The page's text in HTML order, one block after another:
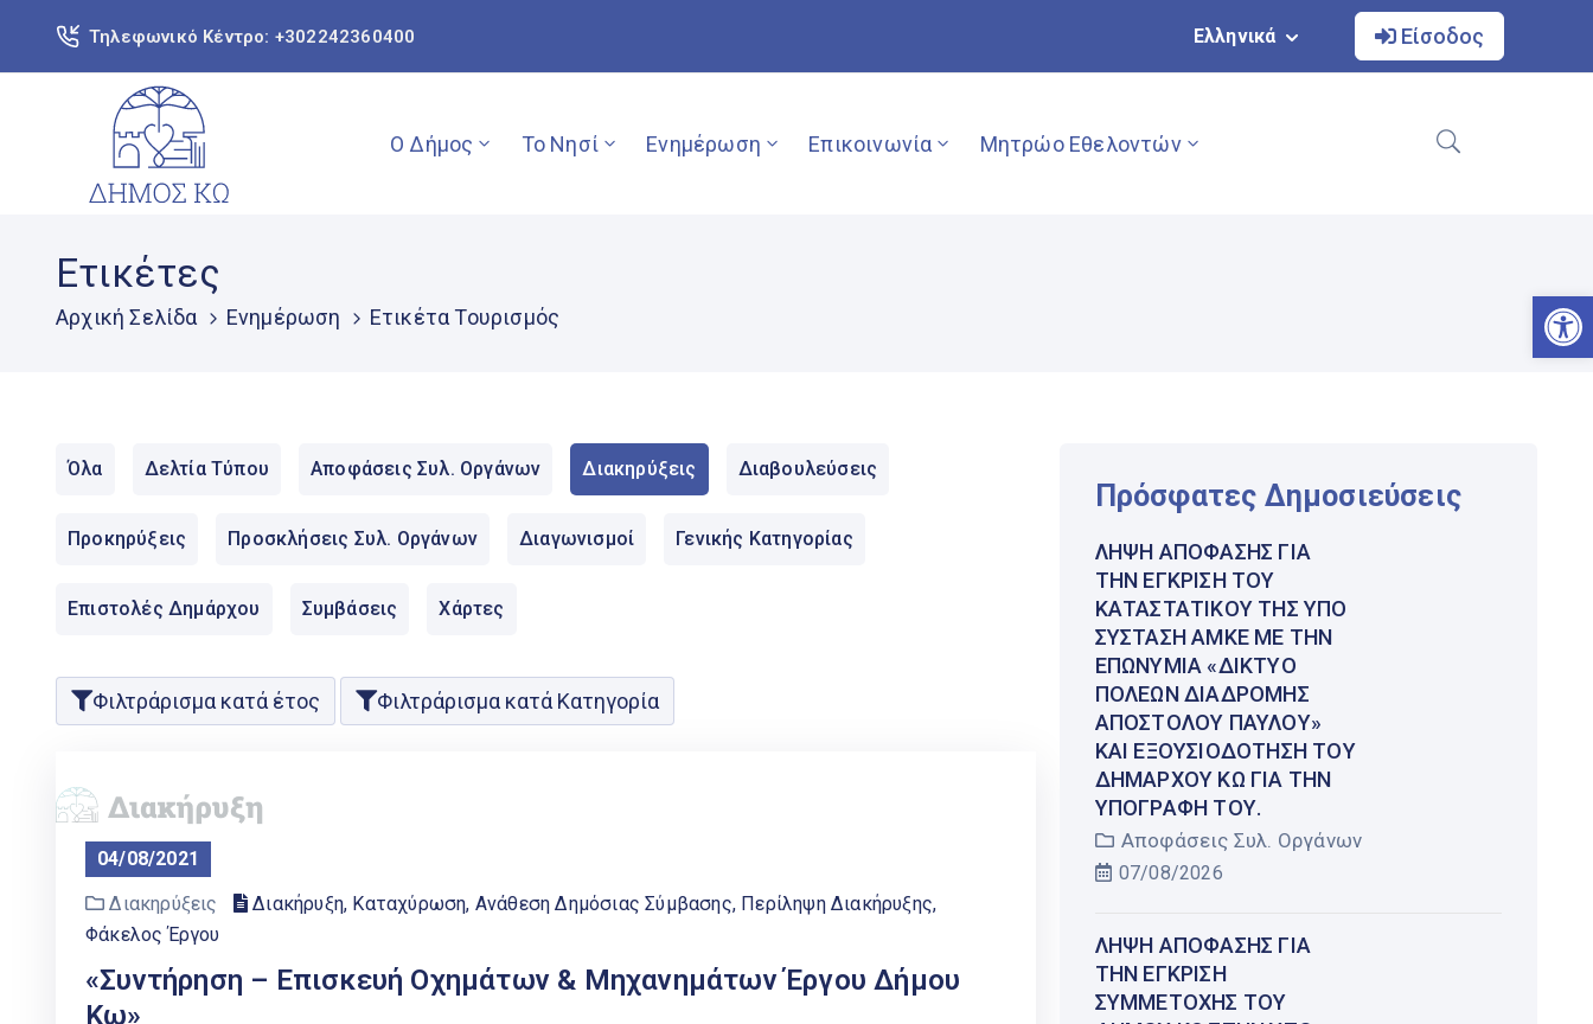
Τηλεφωνικό Κέντρο: +302242360400 Ελληνικά Είσοδος
Ο Δήμος Το Νησί Ενημέρωση Επικοινωνία Μητρώο Εθελοντών
Ετικέτες
Αρχική Σελίδα Ενημέρωση Ετικέτα Τουρισμός
Όλα Δελτία Τύπου Αποφάσεις Συλ. Οργάνων Διακηρύξεις Διαβουλεύσεις
Προκηρύξεις Προσκλήσεις Συλ. Οργάνων Διαγωνισμοί Γενικής Κατηγορίας
Επιστολές Δημάρχου Συμβάσεις Χάρτες
Φιλτράρισμα κατά έτος Φιλτράρισμα κατά Κατηγορία
04/08/2021
Διακηρύξεις
Διακήρυξη, Καταχύρωση, Ανάθεση Δημόσιας Σύμβασης, Περίληψη Διακήρυξης,
Φάκελος Έργου
«Συντήρηση – Επισκευή Οχημάτων & Μηχανημάτων Έργου Δήμου
Κω»
Πρόσφατες Δημοσιεύσεις
ΛΉΨΗ ΑΠΌΦΑΣΗΣ ΓΙΑ
ΤΗΝ ΈΓΚΡΙΣΗ ΤΟΥ
ΚΑΤΑΣΤΑΤΙΚΟΎ ΤΗΣ ΥΠΌ
ΣΎΣΤΑΣΗ ΑΜΚΕ ΜΕ ΤΗΝ
ΕΠΩΝΥΜΊΑ «ΔΊΚΤΥΟ
ΠΌΛΕΩΝ ΔΙΑΔΡΟΜΉΣ
ΑΠΟΣΤΌΛΟΥ ΠΑΎΛΟΥ»
ΚΑΙ ΕΞΟΥΣΙΟΔΌΤΗΣΗ ΤΟΥ
ΔΗΜΆΡΧΟΥ ΚΩ ΓΙΑ ΤΗΝ
ΥΠΟΓΡΑΦΉ ΤΟΥ.
Αποφάσεις Συλ. Οργάνων
07/08/2026
ΛΉΨΗ ΑΠΌΦΑΣΗΣ ΓΙΑ
ΤΗΝ ΈΓΚΡΙΣΗ
ΣΥΜΜΕΤΟΧΉΣ ΤΟΥ